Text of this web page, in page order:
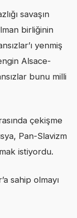
savaşın
birliğinin
yenmiş
Alsace-
bunu milli
çekişme
Pan-Slavizm
istiyordu.
sahip olmayı